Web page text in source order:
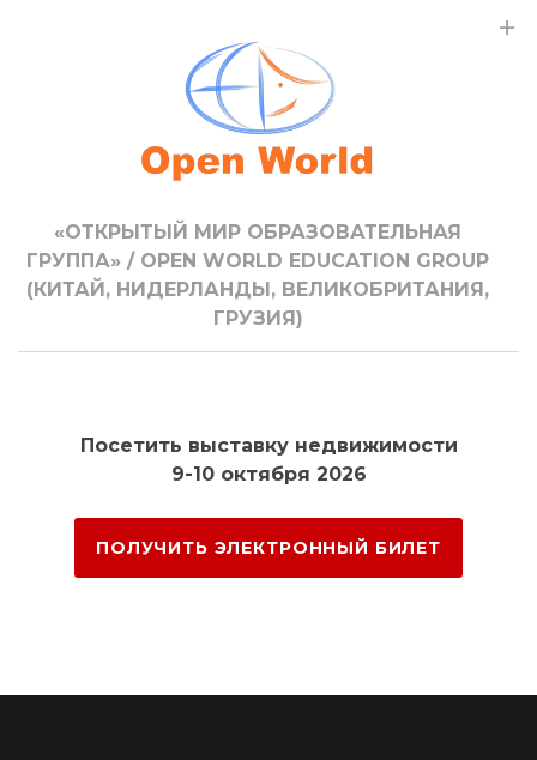
«ОТКРЫТЫЙ МИР ОБРАЗОВАТЕЛЬНАЯ
ГРУППА» / OPEN WORLD EDUCATION GROUP
(КИТАЙ, НИДЕРЛАНДЫ, ВЕЛИКОБРИТАНИЯ,
ГРУЗИЯ)
Посетить выставку недвижимости
9-10 октября 2026
ПОЛУЧИТЬ ЭЛЕКТРОННЫЙ БИЛЕТ